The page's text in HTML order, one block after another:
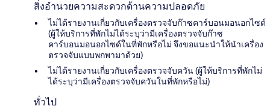
สิ่งอำนวยความสะดวกด้านความปลอดภัย
ไม่ได้รายงานเกี่ยวกับเครื่องตรวจจับก๊าซคาร์บอนมอนอกไซด์
(ผู้ให้บริการที่พักไม่ได้ระบุว่ามีเครื่องตรวจจับก๊าซ
คาร์บอนมอนอกไซด์ในที่พักหรือไม่ จึงขอแนะนำให้นำเครื่อง
ตรวจจับแบบพกพามาด้วย)
ไม่ได้รายงานเกี่ยวกับเครื่องตรวจจับควัน (ผู้ให้บริการที่พักไม่
ได้ระบุว่ามีเครื่องตรวจจับควันในที่พักหรือไม่)
ทั่วไป